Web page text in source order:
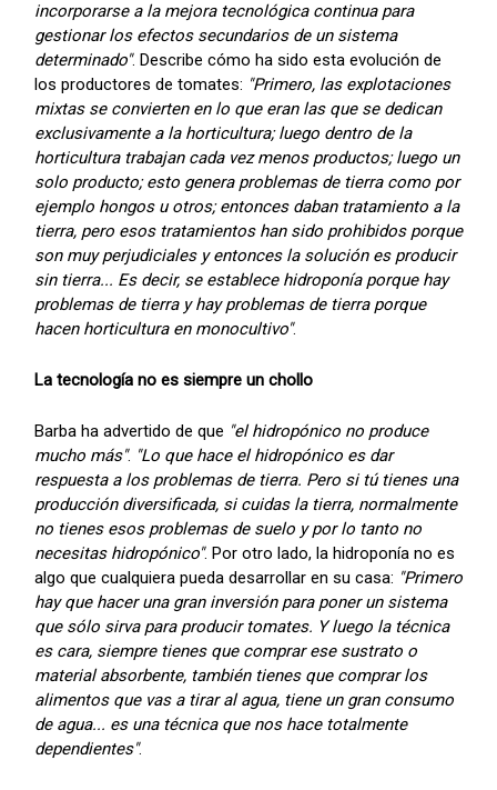
incorporarse a la mejora tecnológica continua para
gestionar los efectos secundarios de un sistema
determinado". Describe cómo ha sido esta evolución de
los productores de tomates: "Primero, las explotaciones
mixtas se convierten en lo que eran las que se dedican
exclusivamente a la horticultura; luego dentro de la
horticultura trabajan cada vez menos productos; luego un
solo producto; esto genera problemas de tierra como por
ejemplo hongos u otros; entonces daban tratamiento a la
tierra, pero esos tratamientos han sido prohibidos porque
son muy perjudiciales y entonces la solución es producir
sin tierra... Es decir, se establece hidroponía porque hay
problemas de tierra y hay problemas de tierra porque
hacen horticultura en monocultivo".
La tecnología no es siempre un chollo
Barba ha advertido de que "el hidropónico no produce
mucho más". "Lo que hace el hidropónico es dar
respuesta a los problemas de tierra. Pero si tú tienes una
producción diversificada, si cuidas la tierra, normalmente
no tienes esos problemas de suelo y por lo tanto no
necesitas hidropónico". Por otro lado, la hidroponía no es
algo que cualquiera pueda desarrollar en su casa: "Primero
hay que hacer una gran inversión para poner un sistema
que sólo sirva para producir tomates. Y luego la técnica
es cara, siempre tienes que comprar ese sustrato o
material absorbente, también tienes que comprar los
alimentos que vas a tirar al agua, tiene un gran consumo
de agua... es una técnica que nos hace totalmente
dependientes".